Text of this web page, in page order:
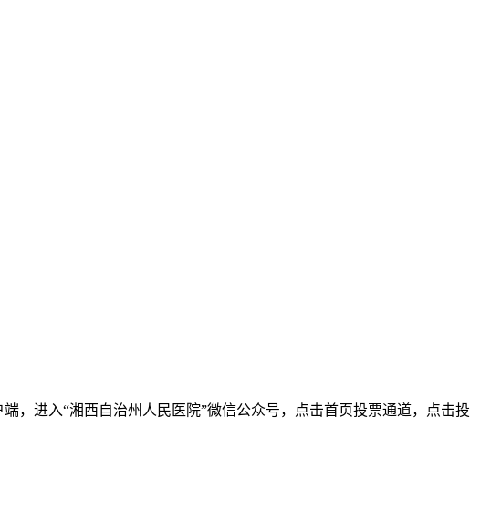
，进入“湘西自治州人民医院”微信公众号，点击首页投票通道，点击投